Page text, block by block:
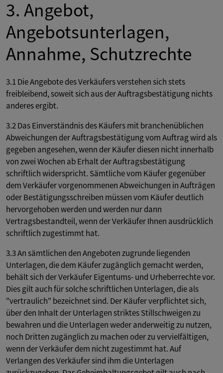
3. Angebot,
Angebotsunterlagen,
Annahme, Schutzrechte
3.1 Die Angebote des Verkäufers verstehen sich stets
freibleibend, soweit sich aus der Auftragsbestätigung nichts
anderes ergibt.
3.2 Das Einverständnis des Käufers mit branchenüblichen
Abweichungen der Auftragsbestätigung vom Auftrag wird als
gegeben angesehen, wenn der Käufer diesen nicht innerhalb
von zwei Wochen ab Erhalt der Auftragsbestätigung
schriftlich widerspricht. Sämtliche vom Käufer gegenüber
dem Verkäufer vorgenommenen Abweichungen in Aufträgen
oder Bestätigungsschreiben müssen vom Käufer deutlich
hervorgehoben werden und werden nur dann
Vertragsbestandteil, wenn der Verkäufer Ihnen ausdrücklich
schriftlich zugestimmt hat.
3.3 An sämtlichen den Angeboten zugrunde liegenden
Unterlagen, die dem Käufer zugänglich gemacht werden,
behält sich der Verkäufer Eigentums- und Urheberrechte vor.
Dies gilt auch für solche schriftlichen Unterlagen, die als
"vertraulich" bezeichnet sind. Der Käufer verpflichtet sich,
über den Inhalt der Unterlagen striktes Stillschweigen zu
bewahren und die Unterlagen weder anderweitig zu nutzen,
noch Dritten zugänglich zu machen oder zu vervielfältigen,
wenn der Verkäufer dem nicht zugestimmt hat. Auf
Verlangen des Verkäufer sind ihm die Unterlagen